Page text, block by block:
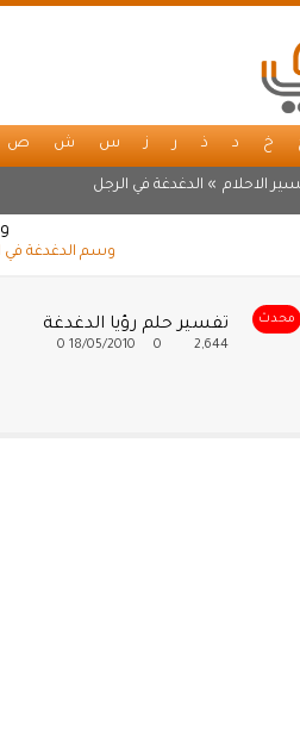
خ د ذ ر ز س ش ص
الاحلام » الدغدغة في الرجل
وسم الدغدغة في
محدث تفسير حلم رؤيا الدغدغة
2,644
18/05/2010
0